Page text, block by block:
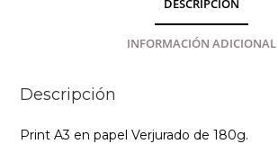
DESCRIPCIÓN
INFORMACIÓN ADICIONAL
Descripción
Print A3 en papel Verjurado de 180g.